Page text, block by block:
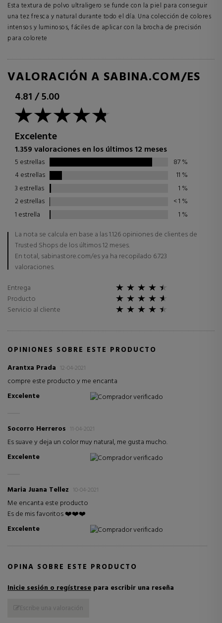
Esta textura de polvo ultraligero se funde con la piel para conseguir
una tez fresca y natural durante todo el día. Una colección de colores
intensos y luminosos, fáciles de aplicar con la brocha de precisión
para colorete
VALORACIÓN A SABINA.COM/ES
4.81/5.00
Excelente
1.359 valoraciones en los últimos 12 meses
5 estrellas 87%
4 estrellas
11 %
3 estrellas
1 %
2 estrellas
< 1 %
1 estrella
1 %
La nota se calcula en base a las 1.126 opiniones de clientes de
Trusted Shops de los últimos 12 meses.
En total, sabinastore.com/es ya ha recopilado 6.723
valoraciones.
Entrega
Producto
Servicio al cliente
OPINIONES SOBRE ESTE PRODUCTO
Arantxa Prada 12-04-2021
compre este producto y me encanta
Excelente
Comprador verificado
Socorro Herreros 11-04-2021
Es suave y deja un color muy natural, me gusta mucho.
Excelente
Comprador verificado
Maria Juana Tellez 10-04-2021
Me encanta este producto
Es de mis favoritos ❤️❤️❤️
Excelente
Comprador verificado
OPINA SOBRE ESTE PRODUCTO
Inicie sesión o regístrese para escribir una reseña
Escribe una valoración